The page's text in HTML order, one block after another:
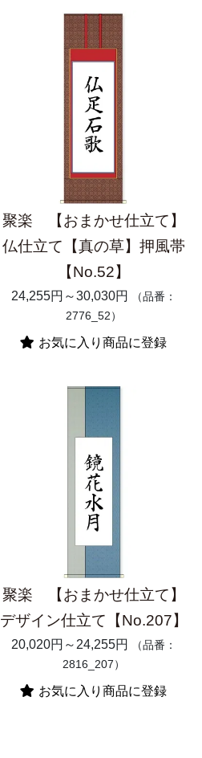
聚楽 【おまかせ仕立て】
仏仕立て【真の草】押風帯
【No.52】
24,255円～30,030円
（品番：
2776_52）
お気に入り商品に登録
聚楽 【おまかせ仕立て】
デザイン仕立て【No.207】
20,020円～24,255円
（品番：
2816_207）
お気に入り商品に登録